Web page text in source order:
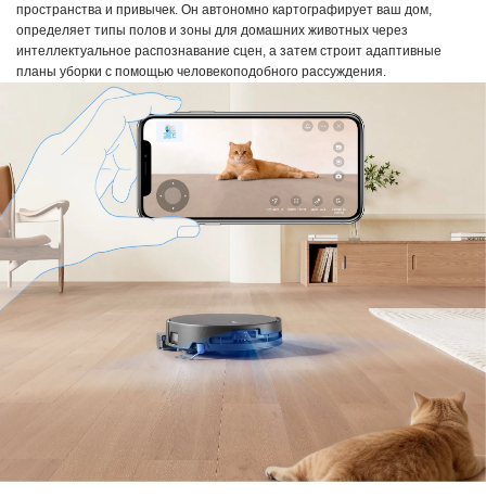
пространства и привычек. Он автономно картографирует ваш дом,
определяет типы полов и зоны для домашних животных через
интеллектуальное распознавание сцен, а затем строит адаптивные
планы уборки с помощью человекоподобного рассуждения.